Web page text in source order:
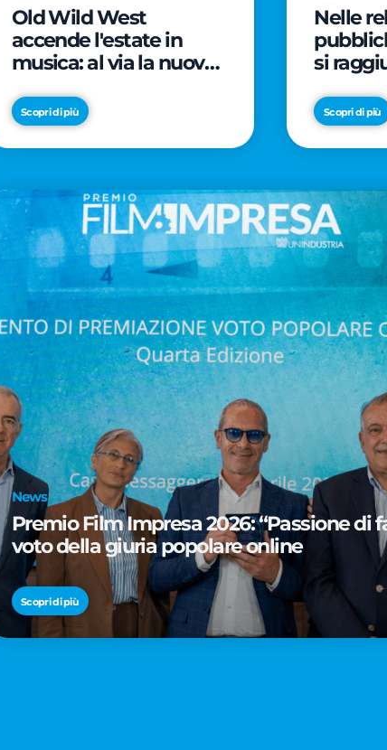
Old Wild West
accende l'estate in
musica: al via la nuova
e le prestigiose
partnership con Radio
Italia e Live Nation
Scopri di più
Nelle
si
Scopri di più
News
Premio Film Impresa 2026: “Passione di
voto della giuria popolare online
Scopri di più